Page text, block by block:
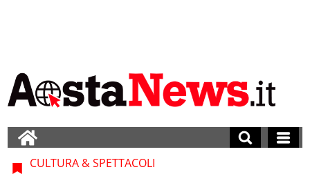
CULTURA & SPETTACOLI